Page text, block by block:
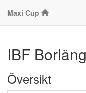
Maxi Cup
IBF
Översikt